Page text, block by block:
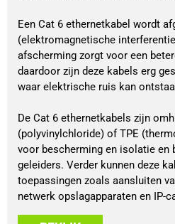
Een Cat 6 ethernetkabel wordt
(elektromagnetische
afscherming zorgt voor een
daardoor zijn deze kabels erg
waar elektrische ruis kan
De Cat 6 ethernetkabels zijn
(polyvinylchloride) of TPE
voor bescherming en isolatie en
geleiders. Verder kunnen deze
toepassingen zoals aansluiten
netwerk opslagapparaten en IP-